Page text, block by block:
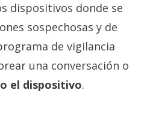
dispositivos donde se
sospechosas y de
de vigilancia
una conversación o
el dispositivo.